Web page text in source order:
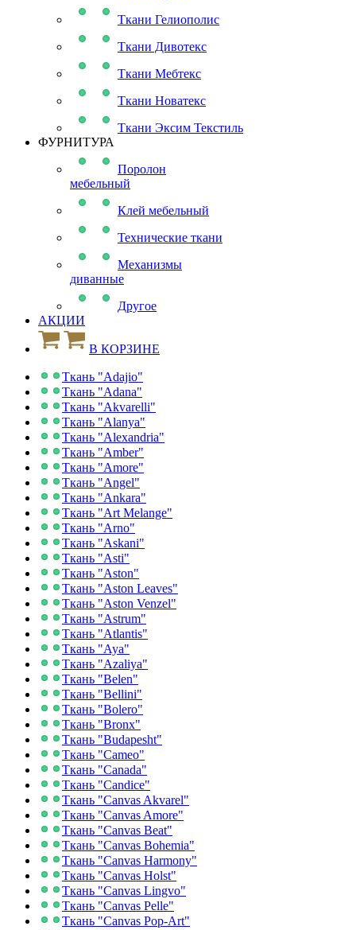
Ткани Гелиополис
Ткани Дивотекс
Ткани Мебтекс
Ткани Новатекс
Ткани Эксим Текстиль
ФУРНИТУРА
Поролон
мебельный
Клей мебельный
Технические ткани
Механизмы
диванные
Другое
АКЦИИ
В КОРЗИНЕ
Ткань "Adajio"
Ткань "Adana"
Ткань "Akvarelli"
Ткань "Alanya"
Ткань "Alexandria"
Ткань "Amber"
Ткань "Amore"
Ткань "Angel"
Ткань "Ankara"
Ткань "Art Melange"
Ткань "Arno"
Ткань "Askani"
Ткань "Asti"
Ткань "Aston"
Ткань "Aston Leaves"
Ткань "Aston Venzel"
Ткань "Astrum"
Ткань "Atlantis"
Ткань "Aya"
Ткань "Azaliya"
Ткань "Belen"
Ткань "Bellini"
Ткань "Bolero"
Ткань "Bronx"
Ткань "Budapesht"
Ткань "Cameo"
Ткань "Canada"
Ткань "Candice"
Ткань "Canvas Akvarel"
Ткань "Canvas Amore"
Ткань "Canvas Beat"
Ткань "Canvas Bohemia"
Ткань "Canvas Harmony"
Ткань "Canvas Holst"
Ткань "Canvas Lingvo"
Ткань "Canvas Pelle"
Ткань "Canvas Pop-Art"